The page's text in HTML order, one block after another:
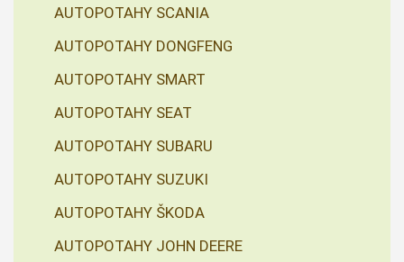
AUTOPOTAHY SCANIA
AUTOPOTAHY DONGFENG
AUTOPOTAHY SMART
AUTOPOTAHY SEAT
AUTOPOTAHY SUBARU
AUTOPOTAHY SUZUKI
AUTOPOTAHY ŠKODA
AUTOPOTAHY JOHN DEERE